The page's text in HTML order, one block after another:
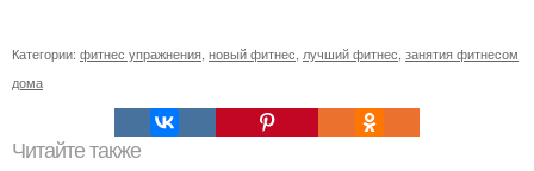
Категории: фитнес упражнения новый фитнес лучший фитнес занятия фитнесом
дома
Читайте также